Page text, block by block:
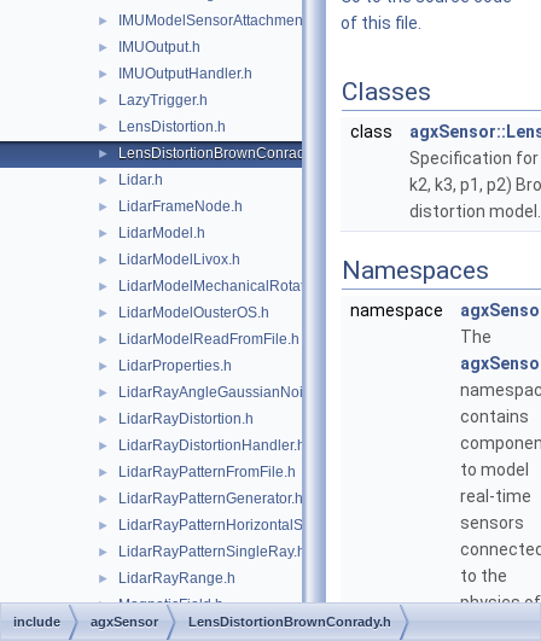
► IMUModelSensorAttachment.h
► IMUOutput.h
► IMUOutputHandler.h
► LazyTrigger.h
► LensDistortion.h
► LensDistortionBrownConrady.h
► Lidar.h
► LidarFrameNode.h
► LidarModel.h
► LidarModelLivox.h
► LidarModelMechanicalRotation.h
► LidarModelOusterOS.h
► LidarModelReadFromFile.h
► LidarProperties.h
► LidarRayAngleGaussianNoise.h
► LidarRayDistortion.h
► LidarRayDistortionHandler.h
► LidarRayPatternFromFile.h
► LidarRayPatternGenerator.h
► LidarRayPatternHorizontalSweep.h
► LidarRayPatternSingleRay.h
► LidarRayRange.h
► MagneticField.h
► Magnetometer.h
of this file.
Classes
class
Specification
k2, k3, p1, p2)
distortion
Namespaces
namespace
The
contains
to model
real-time
sensors
to the
physics of
include agxSensor LensDistortionBrownConrady.h